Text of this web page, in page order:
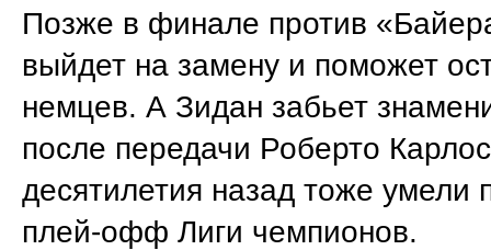
Позже в финале против
выйдет на замену и поможет
немцев. А Зидан забьет
после передачи Роберто
десятилетия назад тоже умели
плей-офф Лиги чемпионов.